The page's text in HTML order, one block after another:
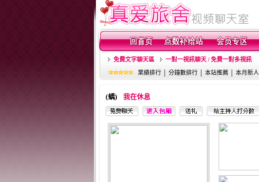
免費文字聊天區 一對一視訊聊天 / 免費一對多視訊
業績排行
分鐘數排行 本站推薦 本月新人
(蝺) 我在休息